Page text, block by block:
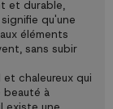
et durable,
qu'une
éléments
sans subir
chaleureux qui
beauté à